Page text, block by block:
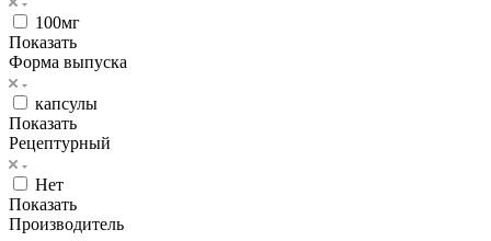
100мг
Показать
Форма выпуска
капсулы
Показать
Рецептурный
Нет
Показать
Производитель